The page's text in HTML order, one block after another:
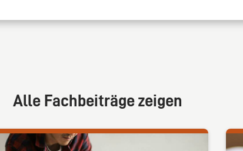
Alle Fachbeiträge zeigen